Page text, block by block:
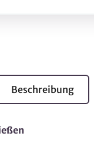
Beschreibung